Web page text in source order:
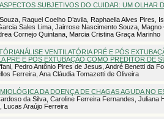
SUBJETIVOS DO CUIDAR: UM OLHAR
Raquel Coelho D’avila, Raphaella Alves Pires,
Sales Lima, Jairrose Nascimento Souza,
Cornejo Quintana, Marcia Cristina Graça Marinho
VENTILATÓRIA PRÉ E PÓS
PRÉ E PÓS EXTUBAÇÃO COMO PREDITOR DE
Pedro Antônio Pires de Jesus, André Benetti da
Ferreira, Ana Cláudia Tomazetti de Oliveira
DA DOENÇA DE CHAGAS AGUDA NO
da Silva, Caroline Ferreira Fernandes, Juliana
Lucas Araújo Ferreira